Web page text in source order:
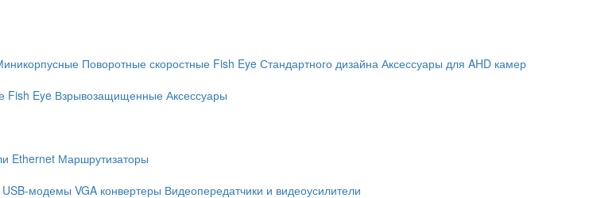
Поворотные скоростные Fish Eye Стандартного дизайна Аксессуары для AHD камер
Fish Eye Взрывозащищенные Аксессуары
Ethernet Маршрутизаторы
USB-модемы VGA конвертеры Видеопередатчики и видеоусилители